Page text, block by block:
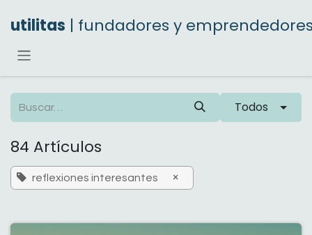
utilitas | fundadores y
Todos
84 Artículos
reflexiones interesantes ×